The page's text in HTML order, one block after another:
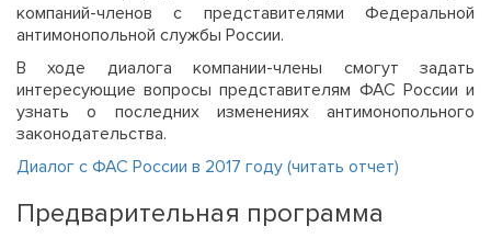
компаний-членов с представителями Федеральной
антимонопольной службы России.
В ходе диалога компании-члены смогут задать
интересующие вопросы представителям ФАС России и
узнать о последних изменениях антимонопольного
законодательства.
Диалог с ФАС России в 2017 году (читать отчет)
Предварительная программа